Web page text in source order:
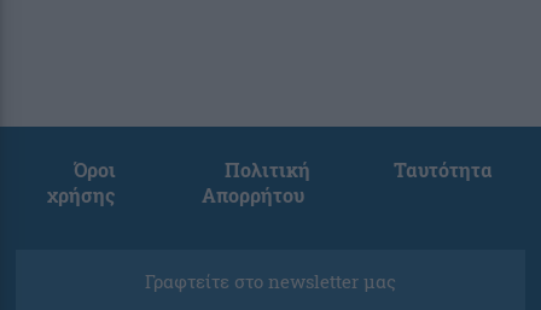
Όροι
χρήσης
Πολιτική
Απορρήτου
Ταυτότητα
Γραφτείτε στο newsletter μας